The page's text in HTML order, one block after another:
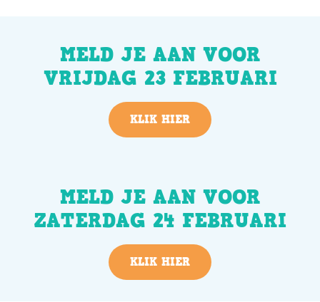
MELD JE AAN VOOR
VRIJDAG 23 FEBRUARI
KLIK HIER
MELD JE AAN VOOR
ZATERDAG 24 FEBRUARI
KLIK HIER